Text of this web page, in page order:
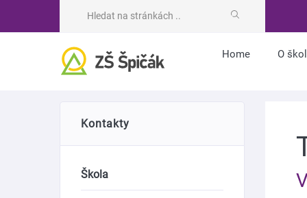
Home O
Kontakty
Škola